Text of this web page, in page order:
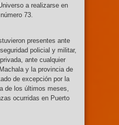
a realizarse en
73.
presentes ante
policial y militar,
ante cualquier
y la provincia de
de excepción por la
de los últimos meses,
ocurridas en Puerto